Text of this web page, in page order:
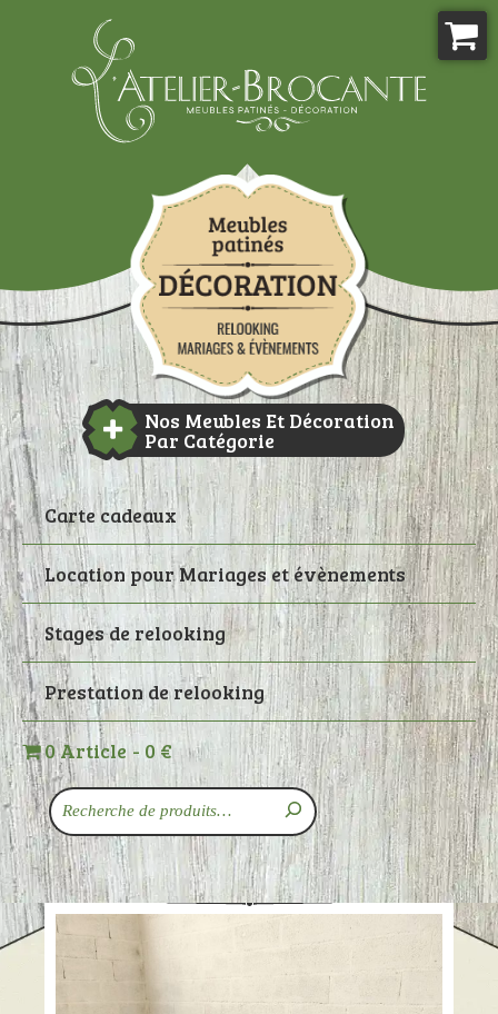
Nos Meubles Et Décoration
Par Catégorie
Carte cadeaux
Location pour Mariages et évènements
Stages de relooking
Prestation de relooking
0 Article 0 €
Recherche